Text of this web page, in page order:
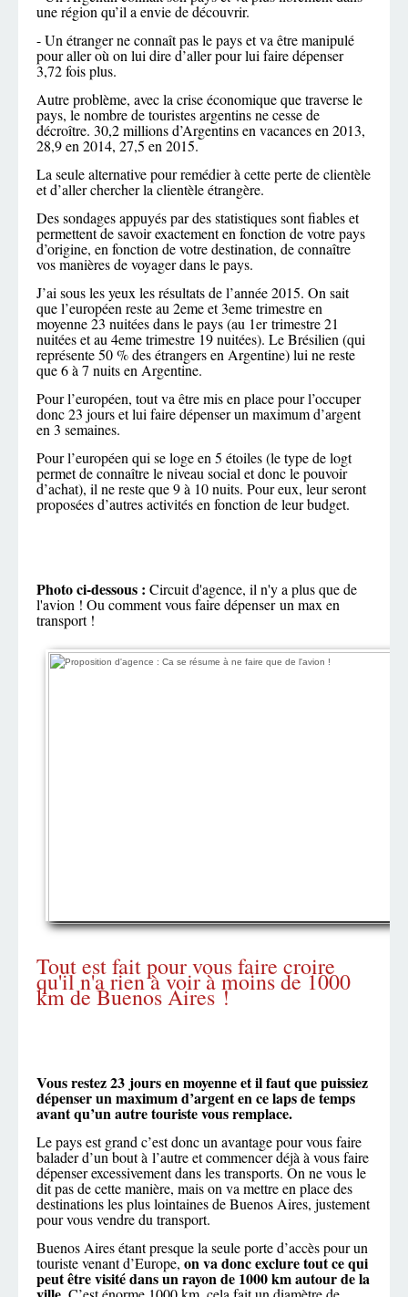
une région qu’il a envie de découvrir.
- Un étranger ne connaît pas le pays et va être manipulé
pour aller où on lui dire d’aller pour lui faire dépenser
3,72 fois plus.
Autre problème, avec la crise économique que traverse le
pays, le nombre de touristes argentins ne cesse de
décroître. 30,2 millions d’Argentins en vacances en 2013,
28,9 en 2014, 27,5 en 2015.
La seule alternative pour remédier à cette perte de clientèle
et d’aller chercher la clientèle étrangère.
Des sondages appuyés par des statistiques sont fiables et
permettent de savoir exactement en fonction de votre pays
d’origine, en fonction de votre destination, de connaître
vos manières de voyager dans le pays.
J’ai sous les yeux les résultats de l’année 2015. On sait
que l’européen reste au 2eme et 3eme trimestre en
moyenne 23 nuitées dans le pays (au 1er trimestre 21
nuitées et au 4eme trimestre 19 nuitées). Le Brésilien (qui
représente 50 % des étrangers en Argentine) lui ne reste
que 6 à 7 nuits en Argentine.
Pour l’européen, tout va être mis en place pour l’occuper
donc 23 jours et lui faire dépenser un maximum d’argent
en 3 semaines.
Pour l’européen qui se loge en 5 étoiles (le type de logt
permet de connaître le niveau social et donc le pouvoir
d’achat), il ne reste que 9 à 10 nuits. Pour eux, leur seront
proposées d’autres activités en fonction de leur budget.
Photo ci-dessous : Circuit d'agence, il n'y a plus que de
l'avion ! Ou comment vous faire dépenser un max en
transport !
Tout est fait pour vous faire croire
qu'il n'a rien à voir à moins de 1000
km de Buenos Aires !
Vous restez 23 jours en moyenne et il faut que puissiez
dépenser un maximum d’argent en ce laps de temps
avant qu’un autre touriste vous remplace.
Le pays est grand c’est donc un avantage pour vous faire
balader d’un bout à l’autre et commencer déjà à vous faire
dépenser excessivement dans les transports. On ne vous le
dit pas de cette manière, mais on va mettre en place des
destinations les plus lointaines de Buenos Aires, justement
pour vous vendre du transport.
Buenos Aires étant presque la seule porte d’accès pour un
touriste venant d’Europe,on va donc exclure tout ce qui
peut être visité dans un rayon de 1000 km autour de la